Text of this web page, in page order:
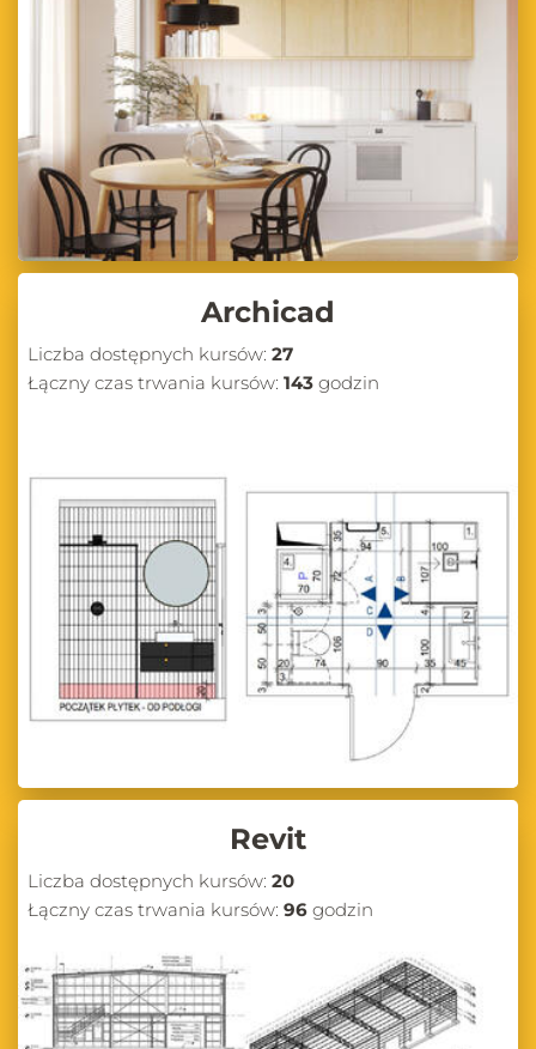
nowe możliwości w projektowaniu
Zapraszamy do regularnego odwiedzania naszego bloga, na którym
znajdziesz wiele inspirujących treści, praktycznych porad oraz
aktualnych informacji ze świata projektowania wnętrz i wizualizacji
3D. Niezależnie od tego, czy jesteś początkującym projektantem, czy
doświadczonym architektem, na pewno znajdziesz tu coś dla siebie.
Odkrywaj nowe możliwości, ucz się od ekspertów i podnoś swoje
umiejętności w projektowaniu wnętrz z CG Wisdom!
Archicad
Liczba dostępnych kursów: 27
Łączny czas trwania kursów: 143 godzin
Revit
Liczba dostępnych kursów: 20
Łączny czas trwania kursów: 96 godzin